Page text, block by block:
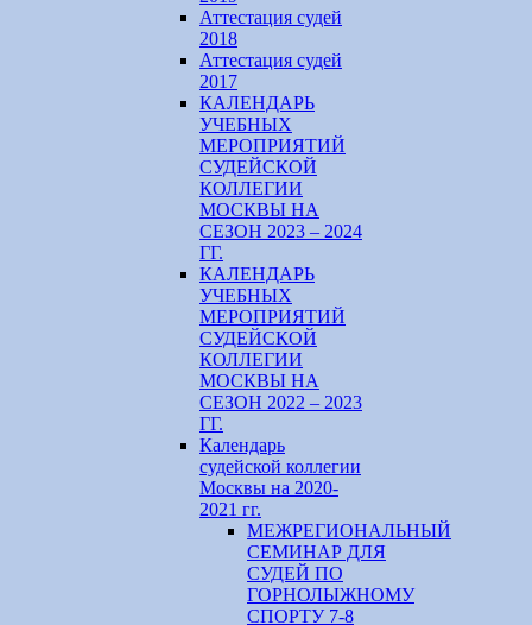
Аттестация судей
2018
Аттестация судей
2017
КАЛЕНДАРЬ
УЧЕБНЫХ
МЕРОПРИЯТИЙ
СУДЕЙСКОЙ
КОЛЛЕГИИ
МОСКВЫ НА
СЕЗОН 2023 – 2024
ГГ.
КАЛЕНДАРЬ
УЧЕБНЫХ
МЕРОПРИЯТИЙ
СУДЕЙСКОЙ
КОЛЛЕГИИ
МОСКВЫ НА
СЕЗОН 2022 – 2023
ГГ.
Календарь
судейской коллегии
Москвы на 2020-
2021 гг.
МЕЖРЕГИОНАЛЬНЫЙ
СЕМИНАР ДЛЯ
СУДЕЙ ПО
ГОРНОЛЫЖНОМУ
СПОРТУ 7-8